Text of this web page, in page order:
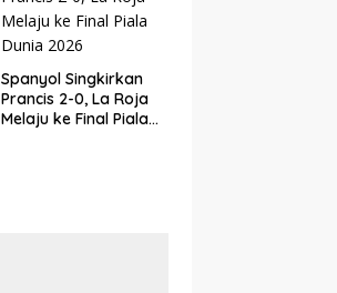
Spanyol Singkirkan
Prancis 2-0, La Roja
Melaju ke Final Piala